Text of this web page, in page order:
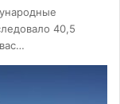
40,5